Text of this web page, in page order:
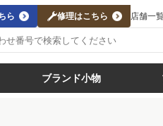
ら 修理はこちら 店舗一
ブランド小物